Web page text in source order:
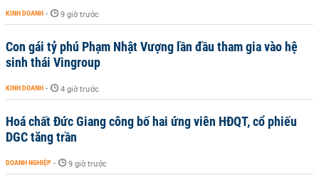
KINH DOANH - 9 giờ trước
Con gái tỷ phú Phạm Nhật Vượng lần đầu tham gia vào hệ
sinh thái Vingroup
KINH DOANH - 4 giờ trước
Hoá chất Đức Giang công bố hai ứng viên HĐQT, cổ phiếu
DGC tăng trần
DOANH NGHIỆP - 9 giờ trước